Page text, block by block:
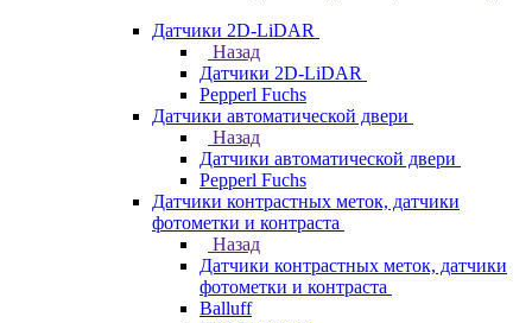
Датчики 2D-LiDAR
Назад
Датчики 2D-LiDAR
Pepperl Fuchs
Датчики автоматической двери
Назад
Датчики автоматической двери
Pepperl Fuchs
Датчики контрастных меток, датчики
фотометки и контраста
Назад
Датчики контрастных меток, датчики
фотометки и контраста
Balluff